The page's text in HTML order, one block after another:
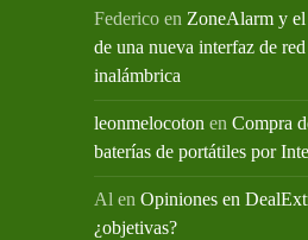
Federico en ZoneAlarm y
de una nueva interfaz de red
inalámbrica
leonmelocoton enCompra
baterías de portátiles por
Al enOpiniones en
¿objetivas?